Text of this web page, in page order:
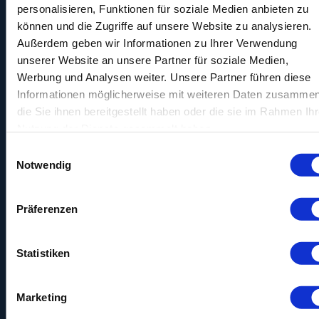
personalisieren, Funktionen für soziale Medien anbieten zu
können und die Zugriffe auf unsere Website zu analysieren.
Außerdem geben wir Informationen zu Ihrer Verwendung
unserer Website an unsere Partner für soziale Medien,
Werbung und Analysen weiter. Unsere Partner führen diese
Informationen möglicherweise mit weiteren Daten
die Sie ihnen bereitgestellt haben oder die sie im Rahmen
Notwendig
Präferenzen
Statistiken
Marketing
Häufig gestellte Fragen
Wie oft kann ich an Umfragen
teilnehmen?
Die Häufigkeit, mit der Du an
Umfragen teilnehmen kannst, wird
Profil sowie den aktuell verfügbaren